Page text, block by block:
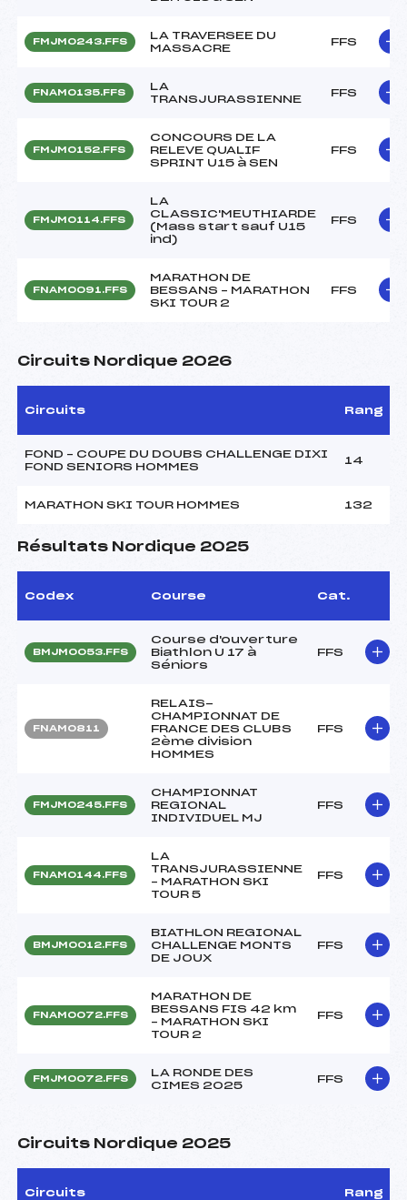
FMJM0243.FFS
LA TRAVERSEE DU
MASSACRE
FFS
FNAM0135.FFS
LA
TRANSJURASSIENNE
FFS
FMJM0152.FFS
CONCOURS DE LA
RELEVE QUALIF
SPRINT U15 à SEN
FFS
FMJM0114.FFS
LA
CLASSIC'MEUTHIARDE
(Mass start sauf U15
ind)
FFS
FNAM0091.FFS
MARATHON DE
BESSANS – MARATHON
SKI TOUR 2
FFS
Circuits Nordique 2026
Circuits Rang
FOND – COUPE DU DOUBS CHALLENGE DIXI
FOND SENIORS HOMMES
14
MARATHON SKI TOUR HOMMES 132
Résultats Nordique 2025
Codex Course Cat.
BMJM0053.FFS
Course d'ouverture
Biathlon U 17 à
Séniors
FFS
FNAM0811
RELAIS-
CHAMPIONNAT DE
FRANCE DES CLUBS
2ème division
HOMMES
FFS
FMJM0245.FFS
CHAMPIONNAT
REGIONAL
INDIVIDUEL MJ
FFS
FNAM0144.FFS
LA
TRANSJURASSIENNE
– MARATHON SKI
TOUR 5
FFS
BMJM0012.FFS
BIATHLON REGIONAL
CHALLENGE MONTS
DE JOUX
FFS
FNAM0072.FFS
MARATHON DE
BESSANS FIS 42 km
– MARATHON SKI
TOUR 2
FFS
FMJM0072.FFS
LA RONDE DES
CIMES 2025
FFS
Circuits Nordique 2025
Circuits Rang